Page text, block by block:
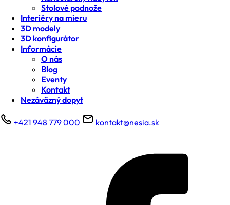
Stolové podnože
Interiéry na mieru
3D modely
3D konfigurátor
Informácie
O nás
Blog
Eventy
Kontakt
Nezáväzný dopyt
+421 948 779 000 kontakt@nesia.sk